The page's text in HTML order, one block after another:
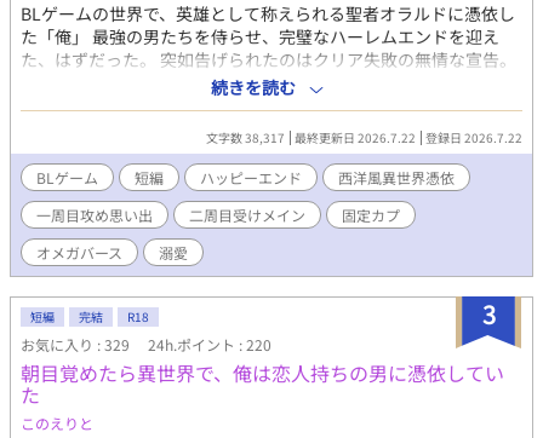
BLゲームの世界で、英雄として称えられる聖者オラルドに憑依し
た「俺」 最強の男たちを侍らせ、完璧なハーレムエンドを迎え
た、はずだった。 突如告げられたのはクリア失敗の無情な宣告。
「ふざけるな！」俺の叫びも虚しく、強制的に二周目のプレイが
始まってしまう。 しかも二周目に憑依したのは、貧しい村人Aと
いうモブ。 ステータスもスキルもなしの絶望的な状況で、どうや
って国の英雄たちと恋愛しろっていうんだ！？ それでも諦めきれ
ない俺は一発逆転ガチャでとんでもない奇跡を起こす。 突然、世
界は特殊な性別が存在する『オメガバース』の世界へと変貌を遂
げた！ オメガに変化した俺は、ついに運命の出会いを果たす。 絶
望の底からの運命の番を射止めて、ハッピーエンドに辿り着ける
のか！？ ※四万字程度全エピソード完結済みで投稿。 ※一周目は
プになります。
続きを読む
文字数 38,317 最終更新日 2026.7.22 登録日 2026.7.22
BLゲーム 短編 ハッピーエンド
西洋風異世界憑依
一周目攻め思い出
二周目受けメイン
固定カプ
オメガバース
溺愛
3
短編 完結 R18
お気に入り : 329 24h.ポイント : 220
朝目覚めたら異世界で、俺は恋人持ちの男に憑依してい
た
このえりと